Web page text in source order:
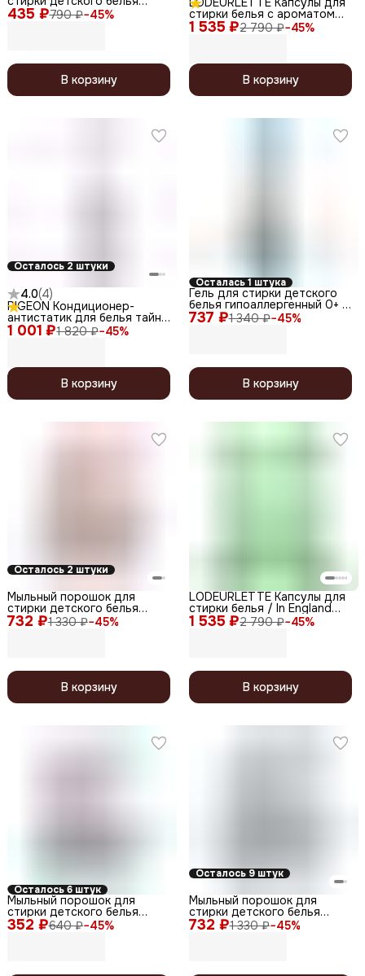
435 ₽790 ₽−45%
гипоаллергенный 0+ /
Laundry Detergent Pink,
В корзину
1 535 ₽2 790 ₽−45%
стирки белья с ароматом
белого мускуса / In England
Colorfit Grace Musk All in One
В корзину
Осталось 2 штуки
4.0(4)
1 001 ₽1 820 ₽−45%
PIGEON Кондиционер-
антистатик для белья тайны
дождя / Mistic Rain, 490 мл
В корзину
Осталась 1 штука
737 ₽1 340 ₽−45%
Гель для стирки детского
белья гипоаллергенный 0+ /
Laundry Detergent Blue,
2000 мл
В корзину
Осталось 2 штуки
732 ₽1 330 ₽−45%
Мыльный порошок для
стирки детского белья
гипоаллергенный 0+ /
Laundry Detergent Pink,
В корзину
1 535 ₽2 790 ₽−45%
LODEURLETTE Капсулы для
стирки белья / In England
Colorfit Powderly Breeze All
in One Capsule Detergent, 17
В корзину
Осталось 6 штук
352 ₽640 ₽−45%
Мыльный порошок для
стирки детского белья
гипоаллергенный 0+ /
Laundry Detergent Blue,
Осталось 9 штук
732 ₽1 330 ₽−45%
Мыльный порошок для
стирки детского белья
гипоаллергенный 0+ /
Laundry Detergent Blue,